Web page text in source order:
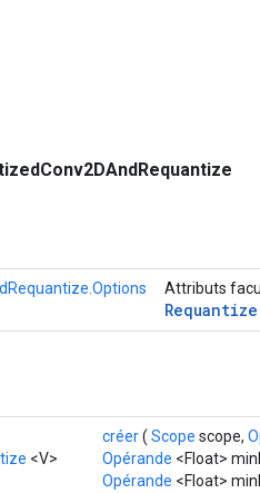
Attributs
Requantize
<V>
créer( Scope scope,
Opérande <Float>
Opérande <Float>